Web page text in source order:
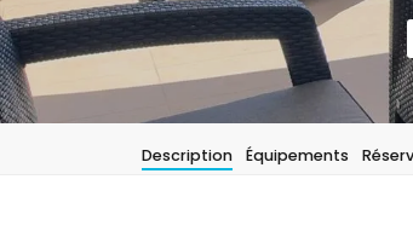
Description Équipements